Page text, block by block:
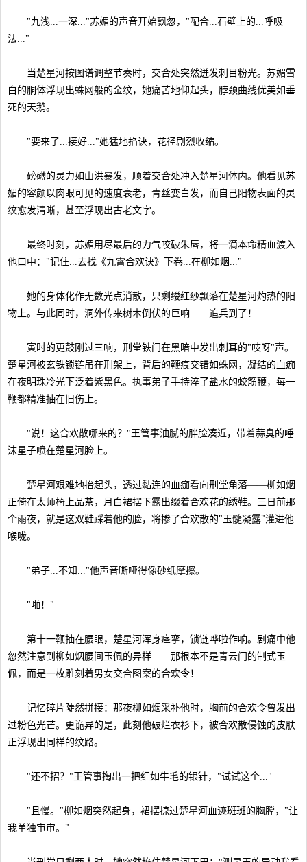
"九浅...一深..."苏媚的声音开始飘忽，"配合...石壁上的...呼吸
法..."
当楚星河按图谱调整节奏时，交合处突然迸发刺目粉光。苏媚雪
白的胴体浮现出蛛网般的金纹，她痛苦地仰起头，脖颈曲线优美如垂
死的天鹅。
"要来了...接好..."她猛地掐诀，花径剧烈收缩。
磅礴的灵力如山洪暴发，顺着交合处冲入楚星河体内。他看见苏
媚的容颜以肉眼可见的速度衰老，青丝变白发，而自己阳物表面的灵
纹愈发清晰，甚至浮现出古老文字。
最终时刻，苏媚用尽最后的力气咬破朱唇，将一滴本命精血渡入
他口中："记住...去找《九霄合欢诀》下卷...在柳如烟..."
她的身体化作无数光点消散，只剩缕红纱飘落在楚星河灼热的阳
物上。与此同时，洞外传来树木倒伏的巨响——追兵到了！
寅时的更鼓刚过三响，刑堂铁门在黑暗中发出刺耳的"吱呀"声。
楚星河被玄铁锁链吊在刑架上，背后的鞭痕交错如蛛网，凝结的血痂
在夜明珠冷光下泛着紫黑色。执事弟子手持淬了盐水的蛟筋鞭，每一
鞭都精准抽在旧伤上。
"说！这合欢散哪来的？"王管事油腻的胖脸凑近，带着蒜臭的唾
沫星子喷在楚星河脸上。
楚星河艰难地抬起头，透过黏连的血痂看向刑堂角落——柳如烟
正倚在太师椅上品茶，月白裙摆下露出缀着合欢花的绣鞋。三日前那
个雨夜，就是这双鞋踩着他的脸，将掺了合欢散的"玉髓凝露"灌进他
喉咙。
"弟子...不知..."他声音嘶哑得像砂纸摩擦。
"啪！"
第十一鞭抽在腰眼，楚星河浑身痉挛，锁链哗啦作响。剧痛中他
忽然注意到柳如烟腰间玉佩的异样——那根本不是青云门的制式玉
佩，而是一枚雕刻着男女交合图案的合欢令！
记忆碎片陡然拼接：那夜柳如烟采补他时，胸前的合欢令曾发出
过粉色光芒。更诡异的是，此刻他破烂衣衫下，被合欢散侵蚀的皮肤
正浮现出同样的纹路。
"还不招？"王管事掏出一把细如牛毛的银针，"试试这个..."
"且慢。"柳如烟突然起身，裙摆掠过楚星河血迹斑斑的胸膛，"让
我单独审审。"